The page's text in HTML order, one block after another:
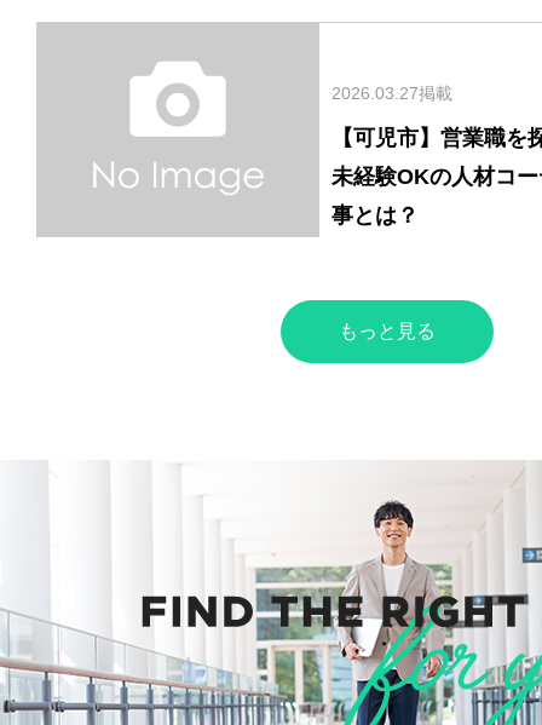
2026.03.27掲載
【可児市】営業職を
未経験OKの人材コ
事とは？
もっと見る